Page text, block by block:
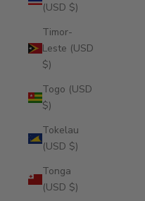
(USD $)
Timor-
Leste (USD
$)
Togo (USD
$)
Tokelau
(USD $)
Tonga
(USD $)